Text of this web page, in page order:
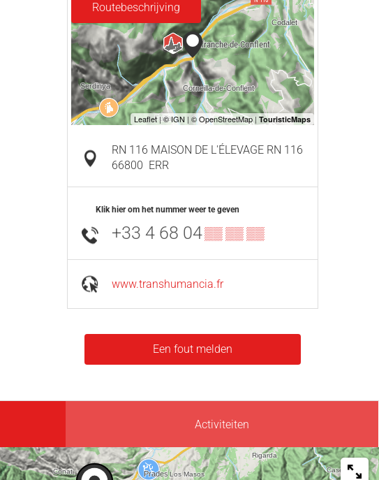
Routebeschrijving
RN 116 MAISON DE L'ÉLEVAGE RN 116
66800 ERR
Klik hier om het nummer weer te geven
+33 4 68 04▒▒ ▒▒ ▒▒
www.transhumancia.fr
Een fout melden
Activiteiten